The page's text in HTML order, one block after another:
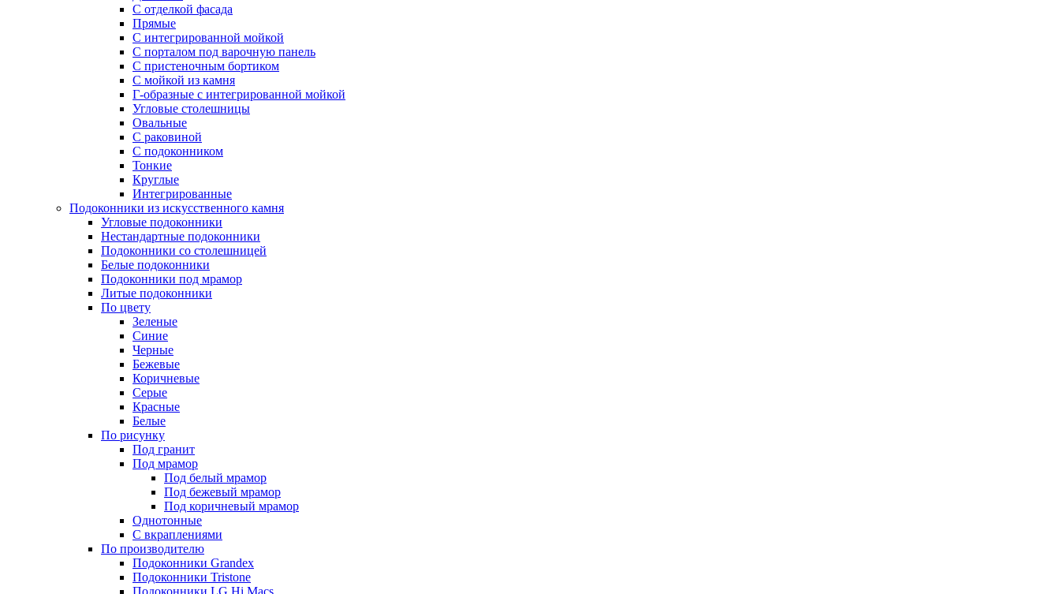
С отделкой фасада
Прямые
С интегрированной мойкой
С порталом под варочную панель
С пристеночным бортиком
С мойкой из камня
Г-образные с интегрированной мойкой
Угловые столешницы
Овальные
C раковиной
C подоконником
Тонкие
Круглые
Интегрированные
Подоконники из искусственного камня
Угловые подоконники
Нестандартные подоконники
Подоконники со столешницей
Белые подоконники
Подоконники под мрамор
Литые подоконники
По цвету
Зеленые
Синие
Черные
Бежевые
Коричневые
Серые
Красные
Белые
По рисунку
Под гранит
Под мрамор
Под белый мрамор
Под бежевый мрамор
Под коричневый мрамор
Однотонные
С вкраплениями
По производителю
Подоконники Grandex
Подоконники Tristone
Подоконники LG Hi Macs